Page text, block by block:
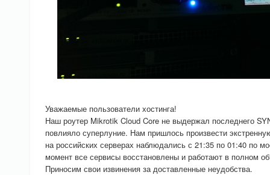
Уважаемые пользователи хостинга!
Наш роутер Mikrotik Cloud Core не выдержал последнего
повлияло суперлуние. Нам пришлось произвести
на российских серверах наблюдались с 21:35 по 01:40 по
момент все сервисы восстановлены и работают в полном
Приносим свои извинения за доставленные неудобства.